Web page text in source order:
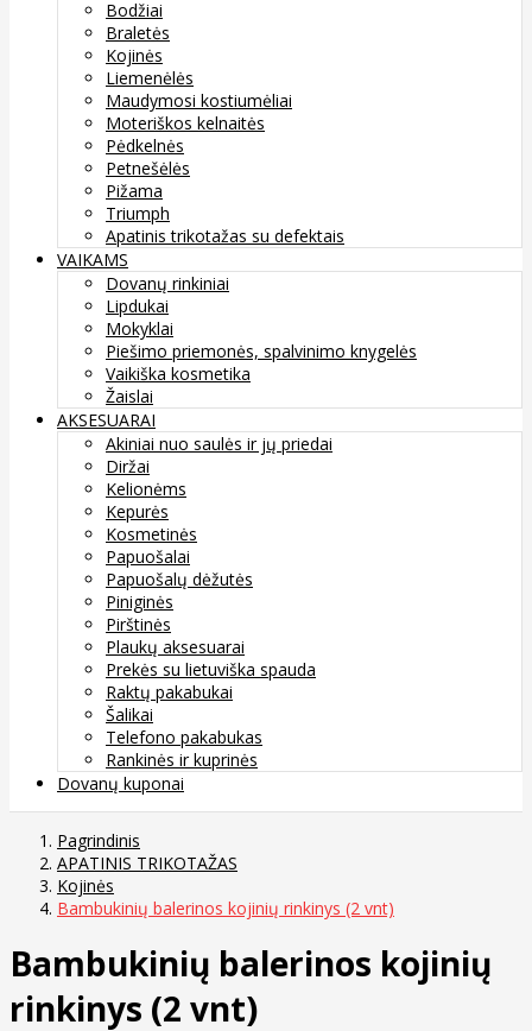
Bodžiai
Braletės
Kojinės
Liemenėlės
Maudymosi kostiumėliai
Moteriškos kelnaitės
Pėdkelnės
Petnešėlės
Pižama
Triumph
Apatinis trikotažas su defektais
VAIKAMS
Dovanų rinkiniai
Lipdukai
Mokyklai
Piešimo priemonės, spalvinimo knygelės
Vaikiška kosmetika
Žaislai
AKSESUARAI
Akiniai nuo saulės ir jų priedai
Diržai
Kelionėms
Kepurės
Kosmetinės
Papuošalai
Papuošalų dėžutės
Piniginės
Pirštinės
Plaukų aksesuarai
Prekės su lietuviška spauda
Raktų pakabukai
Šalikai
Telefono pakabukas
Rankinės ir kuprinės
Dovanų kuponai
Pagrindinis
APATINIS TRIKOTAŽAS
Kojinės
Bambukinių balerinos kojinių rinkinys (2 vnt)
Bambukinių balerinos kojinių
rinkinys (2 vnt)